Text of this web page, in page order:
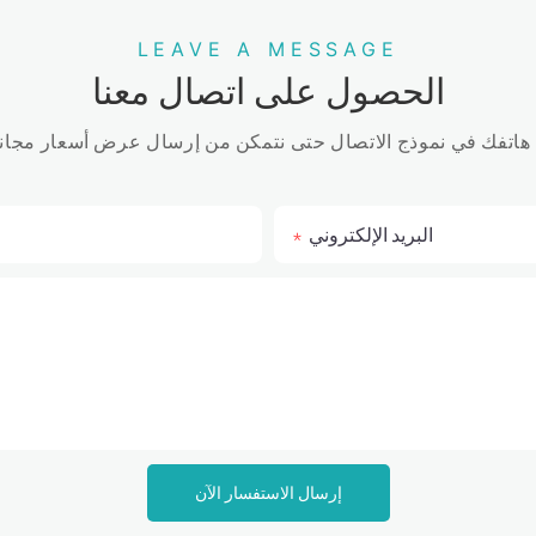
LEAVE A MESSAGE
الحصول على اتصال معنا
البريد الإلكتروني
إرسال الاستفسار الآن